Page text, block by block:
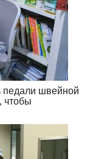
педали швейной
чтобы